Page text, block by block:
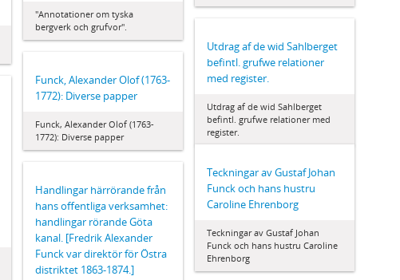
"Annotationer om tyska
bergverk och grufvor".
Utdrag af de wid Sahlberget
befintl. grufwe relationer
med register.
Utdrag af de wid Sahlberget
befintl. grufwe relationer med
register.
Funck, Alexander Olof (1763-
1772): Diverse papper
Funck, Alexander Olof (1763-
1772): Diverse papper
Teckningar av Gustaf Johan
Funck och hans hustru
Caroline Ehrenborg
Teckningar av Gustaf Johan
Funck och hans hustru Caroline
Ehrenborg
Handlingar härrörande från
hans offentliga verksamhet:
handlingar rörande Göta
kanal. [Fredrik Alexander
Funck var direktör för Östra
distriktet 1863-1874.]